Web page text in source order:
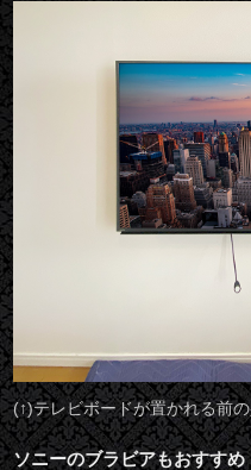
(↑)テレビボードが置かれる前
ソニーのブラビアもおすすめ